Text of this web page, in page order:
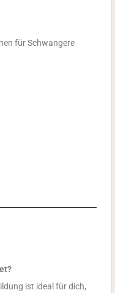
für Schwangere
ist ideal für dich,